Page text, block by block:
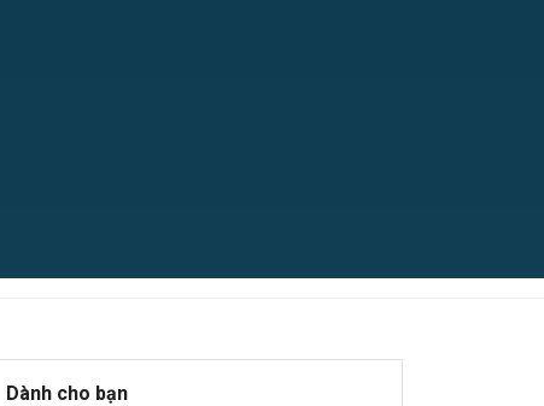
Dành cho bạn